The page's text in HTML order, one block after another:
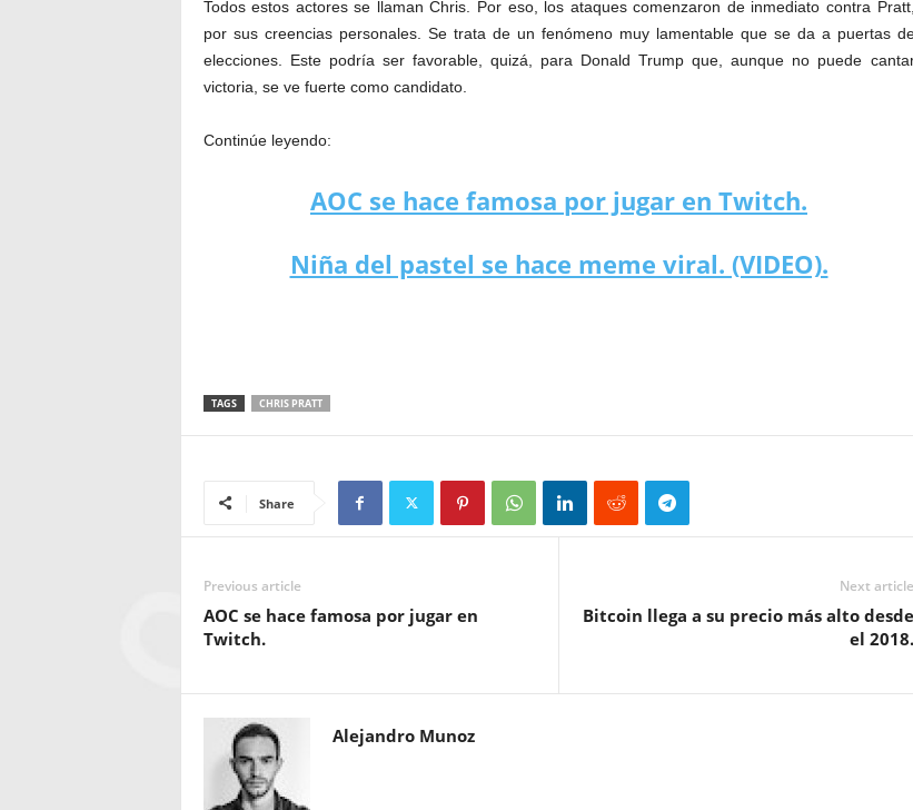
Todos estos actores se llaman Chris. Por eso, los ataques comenzaron de inmediato contra Pratt,
por sus creencias personales. Se trata de un fenómeno muy lamentable que se da a puertas
elecciones. Este podría ser favorable, quizá, para Donald Trump que, aunque no puede
victoria, se ve fuerte como candidato.
Continúe leyendo:
AOC se hace famosa por jugar en Twitch.
Niña del pastel se hace meme viral. (VIDEO).
TAGS CHRIS PRATT
Share
Previous article
AOC se hace famosa por jugar en
Twitch.
Next article
Bitcoin llega a su precio más alto desde
el 2018.
Alejandro Munoz